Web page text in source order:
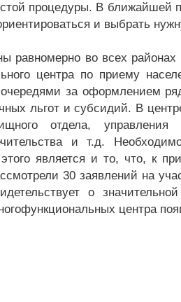
процедуры. В ближайшей
и выбрать
равномерно во всех районах
центра по приему
за оформлением
льгот и субсидий. В
отдела, управления
и т.д.
является и то, что, к
30 заявлений на
о значительной
центра